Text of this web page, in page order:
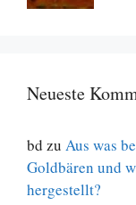
Neueste
bd zu Aus was
Goldbären und
hergestellt?